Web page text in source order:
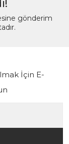
gönderim
İçin E-